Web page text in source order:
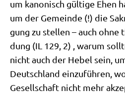
um kano­nisch gül­ti­ge Ehen
um der Gemein­de (!) die
gung zu stel­len – auch
dung (IL 129, 2) , war­um
nicht auch der Hebel sein,
Deutsch­land ein­zu­füh­ren,
Gesell­schaft nicht mehr